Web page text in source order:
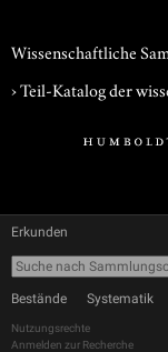
Wissenschaftliche
› Teil-Katalog der
Erkunden
Bestände Systematik
Nutzungsrechte
Anmelden zur Recherche